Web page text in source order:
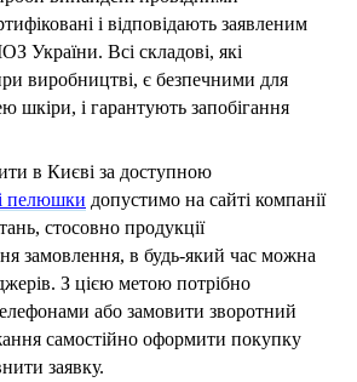
і відповідають заявленим
України. Всі складові, які
виробництві, є безпечними для
шкіри, і гарантують запобігання
в Києві за доступною
пелюшки допустимо на сайті компанії
стосовно продукції
замовлення, в будь-який час можна
З цією метою потрібно
або замовити зворотний
самостійно оформити покупку
заявку.